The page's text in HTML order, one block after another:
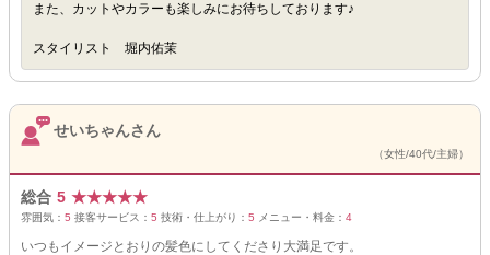
また、カットやカラーも楽しみにお待ちしております♪
スタイリスト 堀内佑茉
せいちゃんさん
（女性/40代/主婦）
総合 5 ★★★★★
雰囲気： 5 接客サービス： 5 技術・仕上がり： 5 メニュー・料金： 4
いつもイメージとおりの髪色にしてくださり大満足です。